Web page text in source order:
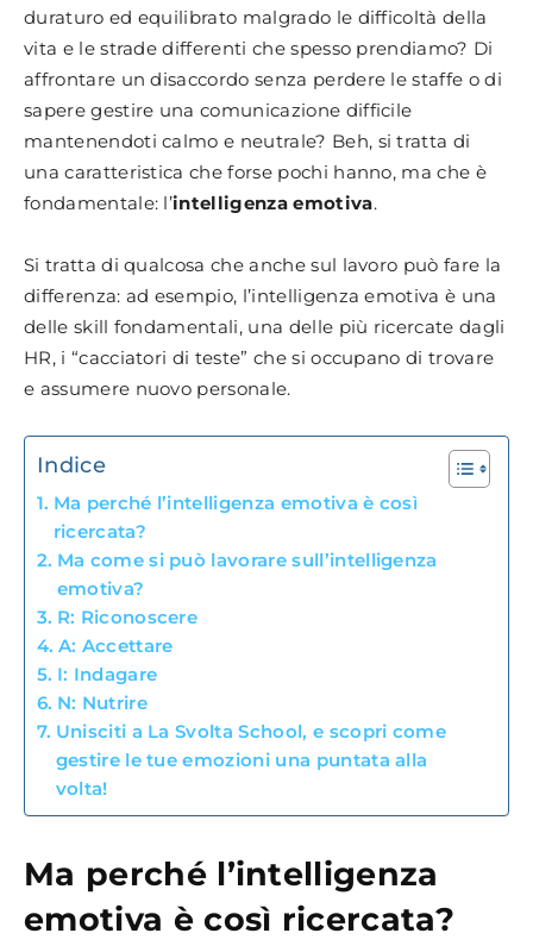
duraturo ed equilibrato malgrado le difficoltà della
vita e le strade differenti che spesso prendiamo? Di
affrontare un disaccordo senza perdere le staffe o di
sapere gestire una comunicazione difficile
mantenendoti calmo e neutrale? Beh, si tratta di
una caratteristica che forse pochi hanno, ma che è
fondamentale: l’intelligenza emotiva.
Si tratta di qualcosa che anche sul lavoro può fare la
differenza: ad esempio, l’intelligenza emotiva è una
delle skill fondamentali, una delle più ricercate dagli
HR, i “cacciatori di teste” che si occupano di trovare
e assumere nuovo personale.
Indice
Ma perché l’intelligenza emotiva è così
ricercata?
Ma come si può lavorare sull’intelligenza
emotiva?
R: Riconoscere
A: Accettare
I: Indagare
N: Nutrire
Unisciti a La Svolta School, e scopri come
gestire le tue emozioni una puntata alla
volta!
Ma perché l’intelligenza
emotiva è così ricercata?